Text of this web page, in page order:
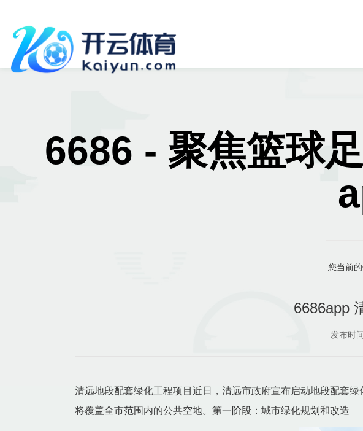
6686 - 聚焦篮球
您当前的
6686app
发布时
清远地段配套绿化工程项目近日，清远市政府宣布启动地段配套
将覆盖全市范围内的公共空地。第一阶段：城市绿化规划和改造